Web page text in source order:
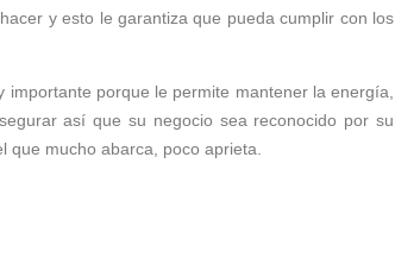
y esto le garantiza que pueda cumplir con los
porque le permite mantener la energía,
así que su negocio sea reconocido por su
que mucho abarca, poco aprieta.